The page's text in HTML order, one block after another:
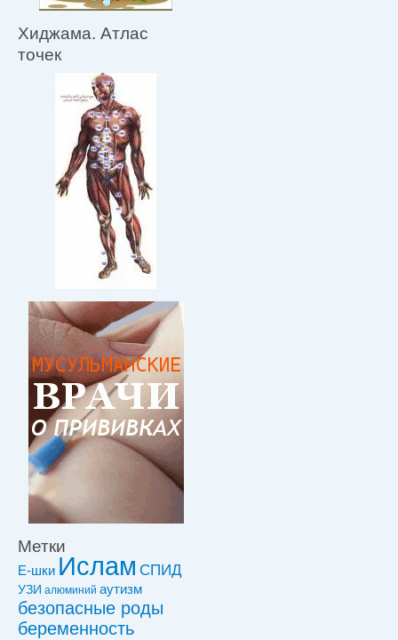
Хиджама. Атлас
точек
Метки
Е-шки Ислам СПИД
УЗИ алюминий аутизм
безопасные роды
беременность